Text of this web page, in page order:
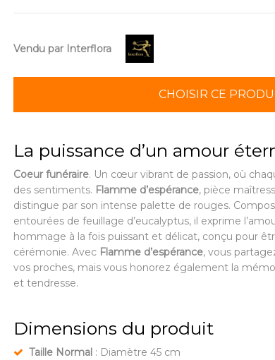
Vendu par Interflora
CHOISIR CE
La puissance d’un amour
Coeur funéraire. Un cœur vibrant de passion, où
des sentiments. Flamme d’espérance, pièce
distingue par son intense palette de rouges.
entourées de feuillage d’eucalyptus, il exprime
hommage à la fois puissant et délicat, conçu pour
cérémonie. Avec Flamme d’espérance, vous
vos proches, mais vous honorez également la
et tendresse.
Dimensions du produit
Taille Normal : Diamètre 45 cm